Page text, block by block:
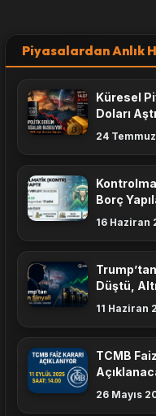
Piyasalardan Anlık
Küresel
Doları
24
Borç
Masada
16 Haziran
Düştü,
11 Haziran
TCMB
Edecek
26 Mayıs